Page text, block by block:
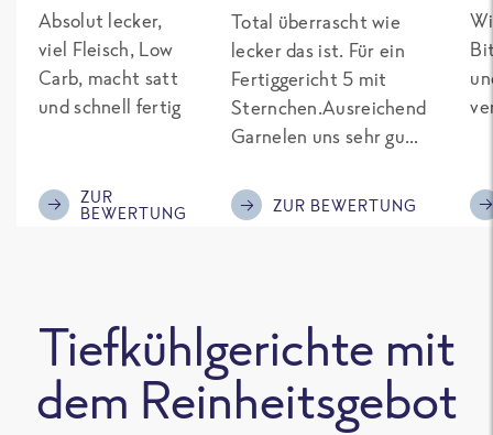
Absolut lecker,
viel Fleisch, Low
Carb, macht satt
und schnell fertig
ZUR
BEWERTUNG
Total überrascht wie
lecker das ist. Für ein
Fertiggericht 5 mit
Sternchen.Ausreichend
Garnelen uns sehr gut
Kompliment
ZUR BEWERTUNG
Tiefkühlgerichte mit
dem Reinheitsgebot